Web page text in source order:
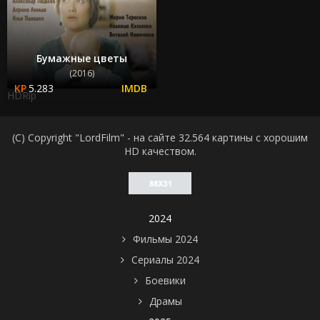
Бумажные цветы
(2016)
5.283
HDRip
(C) Copyright "LordFilm" - на сайте 32.564 картины с хорошим
HD качеством.
2024
Фильмы 2024
Сериалы 2024
Боевики
Драмы